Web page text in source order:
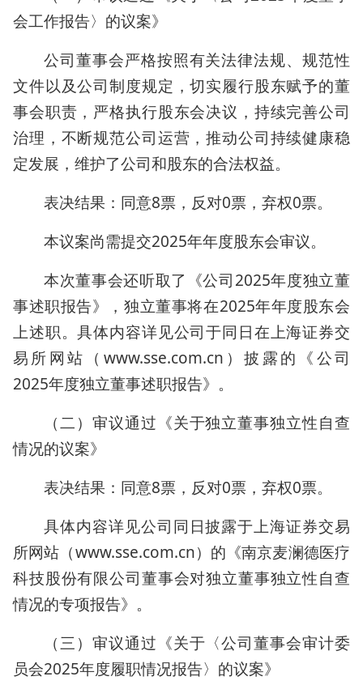
会工作报告〉的议案》
公司董事会严格按照有关法律法规、规范性
文件以及公司制度规定，切实履行股东赋予的董
事会职责，严格执行股东会决议，持续完善公司
治理，不断规范公司运营，推动公司持续健康稳
定发展，维护了公司和股东的合法权益。
表决结果：同意8票，反对0票，弃权0票。
本议案尚需提交2025年年度股东会审议。
本次董事会还听取了《公司2025年度独立董
事述职报告》，独立董事将在2025年年度股东会
上述职。具体内容详见公司于同日在上海证券交
易所网站（www.sse.com.cn）披露的《公司
2025年度独立董事述职报告》。
（二）审议通过《关于独立董事独立性自查
情况的议案》
表决结果：同意8票，反对0票，弃权0票。
具体内容详见公司同日披露于上海证券交易
所网站（www.sse.com.cn）的《南京麦澜德医疗
科技股份有限公司董事会对独立董事独立性自查
情况的专项报告》。
（三）审议通过《关于〈公司董事会审计委
员会2025年度履职情况报告〉的议案》